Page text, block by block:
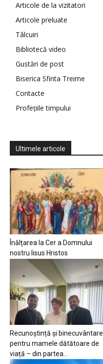
Articole de la vizitatori
Articole preluate
Tâlcuiri
Bibliotecă video
Gustări de post
Biserica Sfinta Treime
Contacte
Profețiile timpului
Ultimele articole
Înălțarea la Cer a Domnului
nostru Iisus Hristos
Recunoștință și binecuvântare
pentru mamele dătătoare de
viață – din partea...